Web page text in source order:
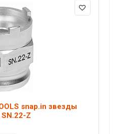
snap.in звезды
Z